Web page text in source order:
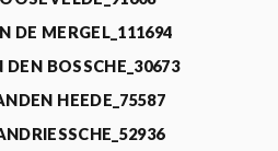
DE MERGEL_111694
BOSSCHE_30673
HEEDE_75587